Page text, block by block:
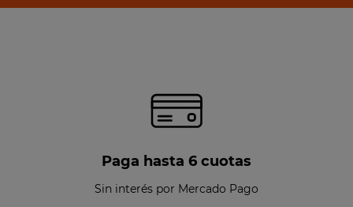
Paga hasta 6 cuotas
Sin interés por Mercado Pago